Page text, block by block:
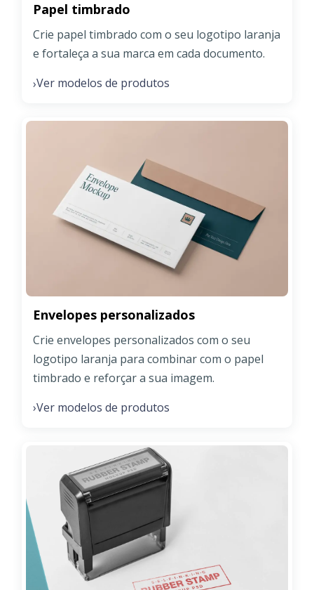
Papel timbrado
Crie papel timbrado com o seu logotipo laranja
e fortaleça a sua marca em cada documento.
›Ver modelos de produtos
Envelopes personalizados
Crie envelopes personalizados com o seu
logotipo laranja para combinar com o papel
timbrado e reforçar a sua imagem.
›Ver modelos de produtos